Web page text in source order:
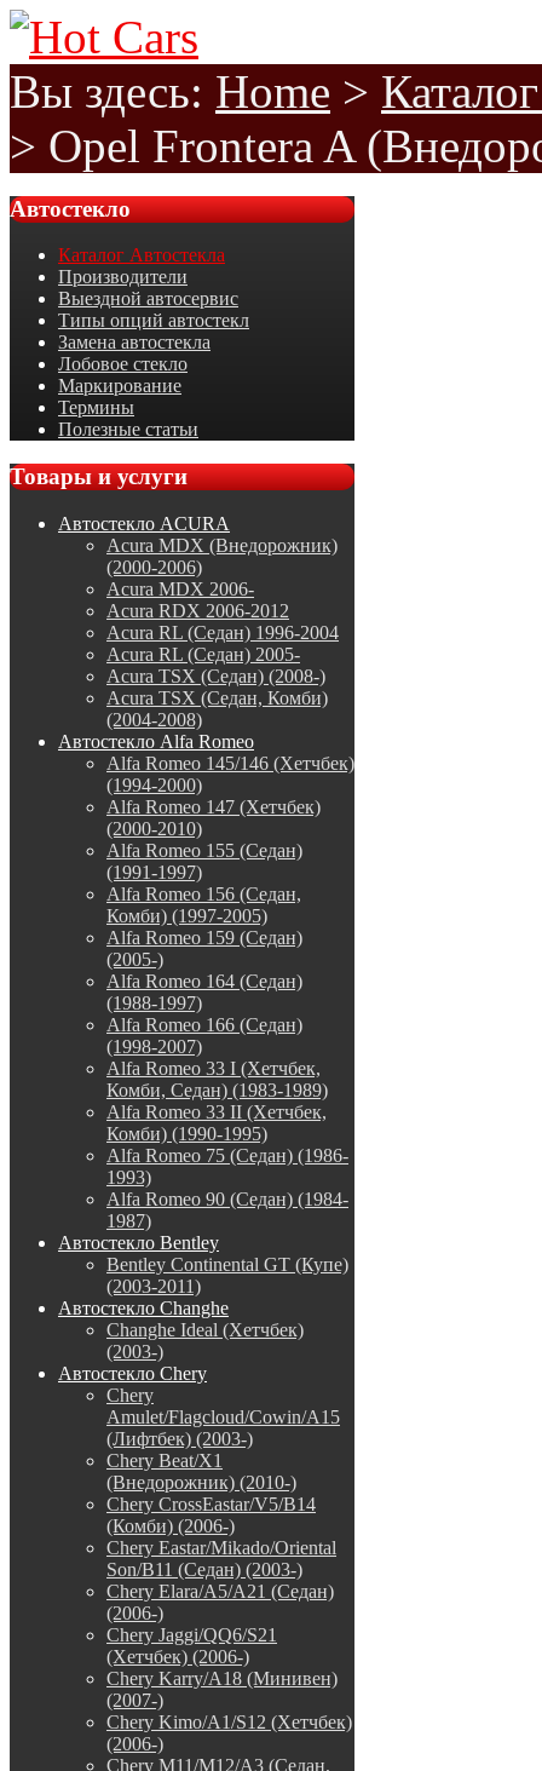
Вы здесь: Home >
> Opel Frontera A
Автостекло
Каталог Автостекла
Производители
Выездной автосервис
Типы опций автостекл
Замена автостекла
Лобовое стекло
Маркирование
Термины
Полезные статьи
Товарыи услуги
Автостекло ACURA
Acura MDX (Внедорожник)
(2000-2006)
Acura MDX 2006-
Acura RDX 2006-2012
Acura RL (Седан) 1996-2004
Acura RL (Седан) 2005-
Acura TSX (Седан) (2008-)
Acura TSX (Седан, Комби)
(2004-2008)
Автостекло Alfa Romeo
Alfa Romeo 145/146 (Хетчбек)
(1994-2000)
Alfa Romeo 147 (Хетчбек)
(2000-2010)
Alfa Romeo 155 (Седан)
(1991-1997)
Alfa Romeo 156 (Седан,
Комби) (1997-2005)
Alfa Romeo 159 (Седан)
(2005-)
Alfa Romeo 164 (Седан)
(1988-1997)
Alfa Romeo 166 (Седан)
(1998-2007)
Alfa Romeo 33 I (Хетчбек,
Комби, Седан) (1983-1989)
Alfa Romeo 33 II (Хетчбек,
Комби) (1990-1995)
Alfa Romeo 75 (Седан) (1986-
1993)
Alfa Romeo 90 (Седан) (1984-
1987)
Автостекло Bentley
Bentley Continental GT (Купе)
(2003-2011)
Автостекло Changhe
Changhe Ideal (Хетчбек)
(2003-)
Автостекло Chery
Chery
Amulet/Flagcloud/Cowin/A15
(Лифтбек) (2003-)
Chery Beat/X1
(Внедорожник) (2010-)
Chery CrossEastar/V5/B14
(Комби) (2006-)
Chery Eastar/Mikado/Oriental
Son/B11 (Седан) (2003-)
Chery Elara/A5/A21 (Седан)
(2006-)
Chery Jaggi/QQ6/S21
(Хетчбек) (2006-)
Chery Karry/A18 (Минивен)
(2007-)
Chery Kimo/A1/S12 (Хетчбек)
(2006-)
Chery M11/M12/A3 (Седан,